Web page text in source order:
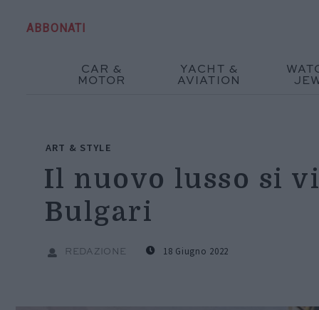
ABBONATI
CAR &
MOTOR
YACHT &
AVIATION
ART & STYLE
Il nuovo lusso si
Bulgari
REDAZIONE 18 Giugno 2022